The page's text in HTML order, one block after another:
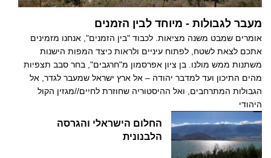
מעבר לגבולות - מיוחד לבין הזמנים
אומרים שמבט משנה מציאות. לכבוד "בין הזמנים", אנחנו מזמינים
אתכם לצאת לשטח, לפתוח עיניים ולראות כיצד המפות הישנות
משתנות ממש מולנו. בן ציון אפרסמון מ"חרגבים", בחר סבב תצפיות
מהים התיכון ועד למדבר יהודה – אל ארץ ישראל שמעבר לגדר, אל
הגבולות המתרחבים, ואל ההיסטוריה שחוזרת לחיים//מגזין הקול
היהודי
החלום הישראלי והגרסה
הלבנונית